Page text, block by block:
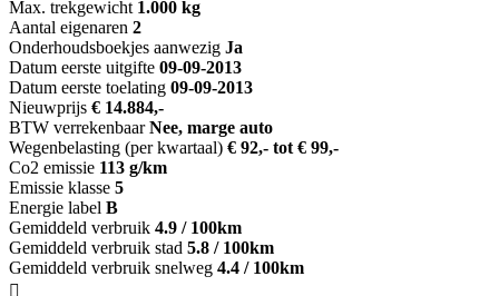
Max. trekgewicht 1.000 kg
Aantal eigenaren 2
Onderhoudsboekjes aanwezig Ja
Datum eerste uitgifte 09-09-2013
Datum eerste toelating 09-09-2013
Nieuwprijs € 14.884,-
BTW verrekenbaar Nee, marge auto
Wegenbelasting (per kwartaal) € 92,- tot € 99,-
Co2 emissie 113 g/km
Emissie klasse 5
Energie label B
Gemiddeld verbruik 4.9 / 100km
Gemiddeld verbruik stad 5.8 / 100km
Gemiddeld verbruik snelweg 4.4 / 100km